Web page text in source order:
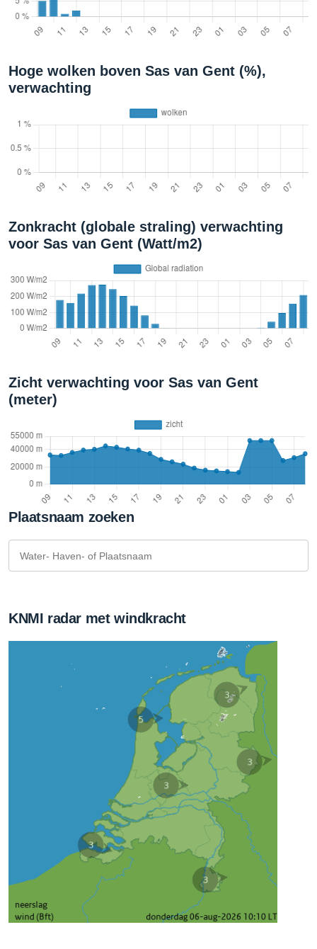
Hoge wolken boven Sas van Gent (%),
verwachting
Zonkracht (globale straling) verwachting
voor Sas van Gent (Watt/m2)
Zicht verwachting voor Sas van Gent
(meter)
Plaatsnaam zoeken
KNMI radar met windkracht